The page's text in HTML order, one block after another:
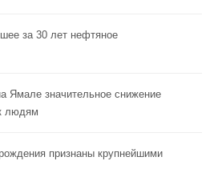
за 30 лет нефтяное
Ямале значительное снижение
людям
признаны крупнейшими